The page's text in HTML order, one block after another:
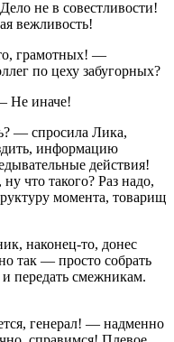
не в совестливости!
вежливость!
грамотных! —
по цеху забугорных?
Не иначе!
— спросила Лика,
информацию
действия!
что такого? Раз надо,
момента, товарищ
наконец-то, донес
так — просто собрать
и передать смежникам.
генерал! — надменно